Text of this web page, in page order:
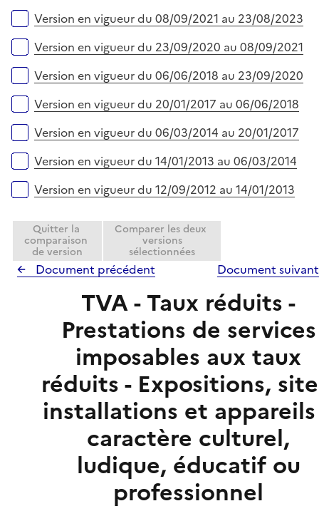
eVersion en vigueur du 08/09/2021 au 23/08/2023
Version en vigueur du 23/09/2020 au 08/09/2021
Version en vigueur du 06/06/2018 au 23/09/2020
Version en vigueur du 20/01/2017 au 06/06/2018
Version en vigueur du 06/03/2014 au 20/01/2017
Version en vigueur du 14/01/2013 au 06/03/2014
Version en vigueur du 12/09/2012 au 14/01/2013
Quitter la
comparaison
de version
Comparer les deux
versions
sélectionnées
Document précédent Document
TVA - Taux réduits -
Prestations de services
imposables aux taux
réduits - Expositions,
installations et
caractère culturel,
ludique, éducatif ou
professionnel